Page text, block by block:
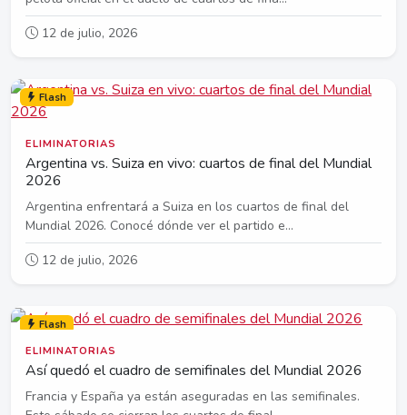
12 de julio, 2026
Flash
ELIMINATORIAS
Argentina vs. Suiza en vivo: cuartos de final del Mundial
2026
Argentina enfrentará a Suiza en los cuartos de final del
Mundial 2026. Conocé dónde ver el partido e...
12 de julio, 2026
Flash
ELIMINATORIAS
Así quedó el cuadro de semifinales del Mundial 2026
Francia y España ya están aseguradas en las semifinales.